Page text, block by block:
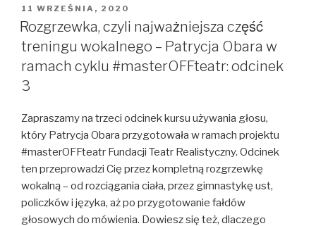
OPUBLIKOWANE
W
11 WRZEŚNIA, 2020
Rozgrzewka, czyli najważniejsza część
treningu wokalnego – Patrycja Obara w
ramach cyklu #masterOFFteatr: odcinek
3
Zapraszamy na trzeci odcinek kursu używania głosu,
który Patrycja Obara przygotowała w ramach projektu
#masterOFFteatr Fundacji Teatr Realistyczny. Odcinek
ten przeprowadzi Cię przez kompletną rozgrzewkę
wokalną – od rozciągania ciała, przez gimnastykę ust,
policzków i języka, aż po przygotowanie fałdów
głosowych do mówienia. Dowiesz się też, dlaczego